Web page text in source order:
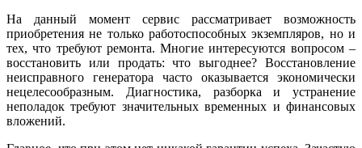
На данный момент сервис рассматривает возможность
приобретения не только работоспособных экземпляров, но и
тех, что требуют ремонта. Многие интересуются вопросом –
восстановить или продать: что выгоднее? Восстановление
неисправного генератора часто оказывается экономически
нецелесообразным. Диагностика, разборка и устранение
неполадок требуют значительных временных и финансовых
вложений.